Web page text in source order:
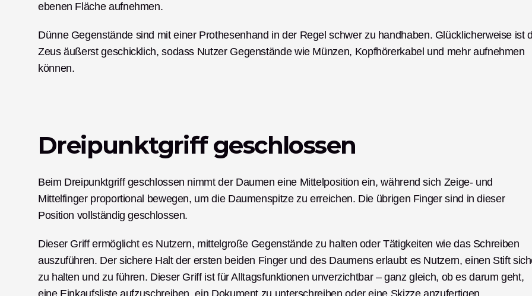
ebenen Fläche aufnehmen.
Dünne Gegenstände sind mit einer Prothesenhand in der Regel schwer zu handhaben. Glücklicherweise ist
Zeus äußerst geschicklich, sodass Nutzer Gegenstände wie Münzen, Kopfhörerkabel und mehr aufnehmen
können.
Dreipunktgriff geschlossen
Beim Dreipunktgriff geschlossen nimmt der Daumen eine Mittelposition ein, während sich Zeige- und
Mittelfinger proportional bewegen, um die Daumenspitze zu erreichen. Die übrigen Finger sind in dieser
Position vollständig geschlossen.
Dieser Griff ermöglicht es Nutzern, mittelgroße Gegenstände zu halten oder Tätigkeiten wie das Schreiben
auszuführen. Der sichere Halt der ersten beiden Finger und des Daumens erlaubt es Nutzern, einen Stift
zu halten und zu führen. Dieser Griff ist für Alltagsfunktionen unverzichtbar – ganz gleich, ob es darum geht,
eine Einkaufsliste aufzuschreiben, ein Dokument zu unterschreiben oder eine Skizze anzufertigen.